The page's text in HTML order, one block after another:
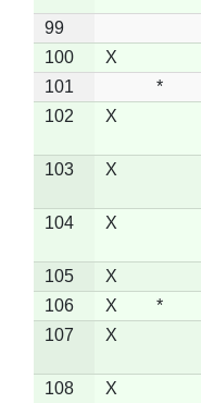
99
100
X
101
*
102
X
103 X
104 X
105 X
106
X *
107
X
108 X